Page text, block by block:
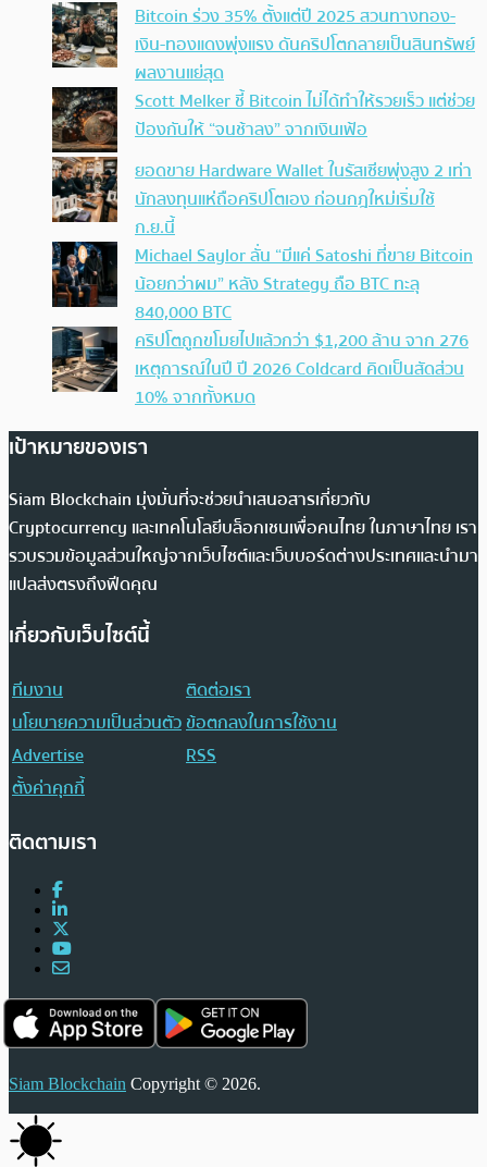
Bitcoin ร่วง 35% ตั้งแต่ปี 2025 สวนทางทอง-
เงิน-ทองแดงพุ่งแรง ดันคริปโตกลายเป็นสินทรัพย์
ผลงานแย่สุด
Scott Melker ชี้ Bitcoin ไม่ได้ทำให้รวยเร็ว แต่ช่วย
ป้องกันให้ “จนช้าลง” จากเงินเฟ้อ
ยอดขาย Hardware Wallet ในรัสเซียพุ่งสูง 2 เท่า
นักลงทุนแห่ถือคริปโตเอง ก่อนกฎใหม่เริ่มใช้
ก.ย.นี้
Michael Saylor ลั่น “มีแค่ Satoshi ที่ขาย Bitcoin
น้อยกว่าผม” หลัง Strategy ถือ BTC ทะลุ
840,000 BTC
คริปโตถูกขโมยไปแล้วกว่า $1,200 ล้าน จาก 276
เหตุการณ์ในปี ปี 2026 Coldcard คิดเป็นสัดส่วน
10% จากทั้งหมด
เป้าหมายของเรา
Siam Blockchain มุ่งมั่นที่จะช่วยนำเสนอสารเกี่ยวกับ
Cryptocurrency และเทคโนโลยีบล็อกเชนเพื่อคนไทย ในภาษาไทย เรา
รวบรวมข้อมูลส่วนใหญ่จากเว็บไซต์และเว็บบอร์ดต่างประเทศและนำมา
แปลส่งตรงถึงฟีดคุณ
เกี่ยวกับเว็บไซต์นี้
ทีมงาน
ติดต่อเรา
นโยบายความเป็นส่วนตัวข้อตกลงในการใช้งาน
Advertise
RSS
ตั้งค่าคุกกี้
ติดตามเรา
Siam Blockchain Copyright © 2026.